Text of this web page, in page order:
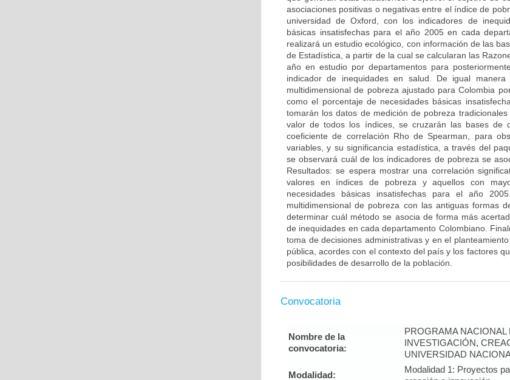
asociaciones positivas o negativas entre el índice de
universidad de Oxford, con los indicadores de
básicas insatisfechas para el año 2005 en cada
realizará un estudio ecológico, con información de las
de Estadística, a partir de la cual se calcularan las
año en estudio por departamentos para
indicador de inequidades en salud. De igual
multidimensional de pobreza ajustado para Colombia
como el porcentaje de necesidades básicas
tomarán los datos de medición de pobreza
valor de todos los índices, se cruzarán las bases de
coeficiente de correlación Rho de Spearman, para
variables, y su significancia estadística, a través del
se observará cuál de los indicadores de pobreza se
Resultados: se espera mostrar una correlación
valores en índices de pobreza y aquellos con
necesidades básicas insatisfechas para el año
multidimensional de pobreza con las antiguas formas
determinar cuál método se asocia de forma más
de inequidades en cada departamento Colombiano.
toma de decisiones administrativas y en el
pública, acordes con el contexto del país y los factores
posibilidades de desarrollo de la población.
Convocatoria
Nombre de la
convocatoria:
PROGRAMA
INVESTIGACIÓN,
UNIVERSIDAD
Modalidad:
Modalidad 1: Proyectos